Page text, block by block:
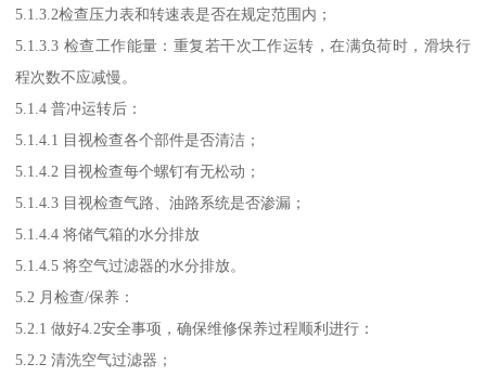
5.1.3.2检查压力表和转速表是否在规定范围内；
5.1.3.3 检查工作能量：重复若干次工作运转，在满负荷时，滑块行
程次数不应减慢。
5.1.4 普冲运转后：
5.1.4.1 目视检查各个部件是否清洁；
5.1.4.2 目视检查每个螺钉有无松动；
5.1.4.3 目视检查气路、油路系统是否渗漏；
5.1.4.4 将储气箱的水分排放
5.1.4.5 将空气过滤器的水分排放。
5.2 月检查/保养：
5.2.1 做好4.2安全事项，确保维修保养过程顺利进行：
5.2.2 清洗空气过滤器；